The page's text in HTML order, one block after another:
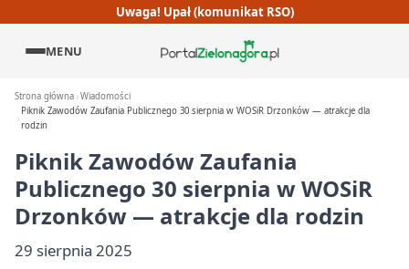
Uwaga! Upał (komunikat RSO)
MENU
Strona główna Wiadomości
Piknik Zawodów Zaufania Publicznego 30 sierpnia w WOSiR Drzonków — atrakcje dla
rodzin
Piknik Zawodów Zaufania
Publicznego 30 sierpnia w WOSiR
Drzonków — atrakcje dla rodzin
29 sierpnia 2025